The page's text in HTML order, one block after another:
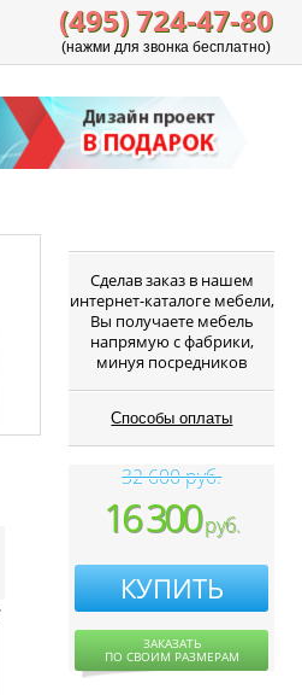
(495) 724-47-80
(нажми для звонка бесплатно)
Cделав заказ в нашем
интернет-каталоге мебели,
Вы получаете мебель
напрямую с фабрики,
минуя посредников
Способы оплаты
32 600 руб.
16 300руб.
КУПИТЬ
ЗАКАЗАТЬ
ПО СВОИМ РАЗМЕРАМ